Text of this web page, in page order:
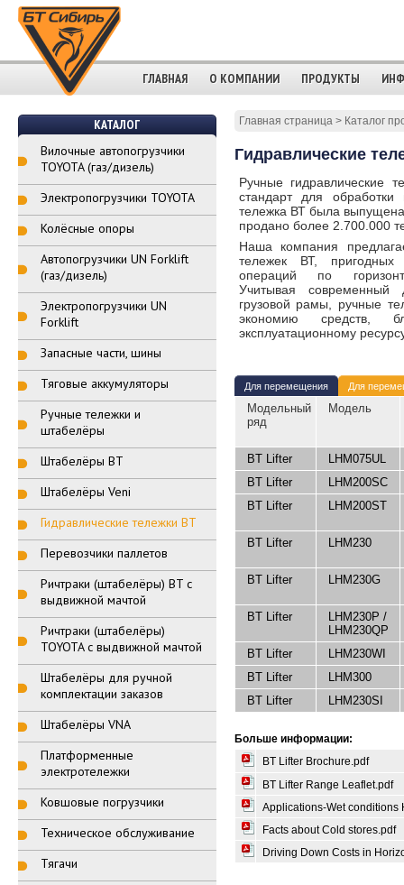
ГЛАВНАЯ О КОМПАНИИ ПРОДУКТЫ
КАТАЛОГ
Вилочные автопогрузчики
TOYOTA (газ/дизель)
Электропогрузчики TOYOTA
Колёсные опоры
Автопогрузчики UN Forklift
(газ/дизель)
Электропогрузчики UN
Forklift
Запасные части, шины
Тяговые аккумуляторы
Ручные тележки и
штабелёры
Штабелёры BT
Штабелёры Veni
Гидравлические тележки BT
Перевозчики паллетов
Ричтраки (штабелёры) BT с
выдвижной мачтой
Ричтраки (штабелёры)
TOYOTA с выдвижной мачтой
Штабелёры для ручной
комплектации заказов
Штабелёры VNA
Платформенные
электротележки
Ковшовые погрузчики
Техническое обслуживание
Тягачи
Главная страница> Каталог
Гидравлические
Ручные гидравлические
стандарт для обработки
тележка ВТ была
продано более 2.700.000
Наша компания
тележек ВТ, пригодных
операций по
Учитывая современный
грузовой рамы, ручные
экономию средств,
эксплуатационному
Для перемещения Для
Модельный
ряд
Модель
BT Lifter
LHM075UL
BT Lifter
LHM200SC
BT Lifter
LHM200ST
BT Lifter LHM230
BT Lifter LHM230G
BT Lifter
LHM230P /
LHM230QP
BT Lifter
LHM230WI
BT Lifter
LHM300
BT Lifter
LHM230SI
Больше информации:
BT Lifter Brochure.pdf
BT Lifter Range Leaflet.pdf
Applications-Wet conditions
Facts about Cold stores.pdf
Driving Down Costs in